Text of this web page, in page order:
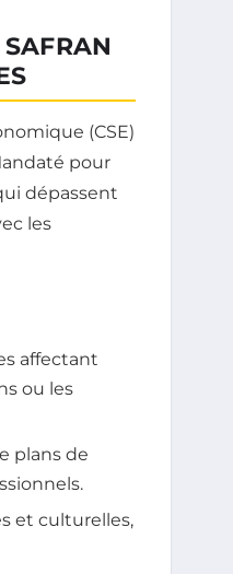
(CSE)
pour
dépassent
les
affectant
ou les
plans de
et culturelles,